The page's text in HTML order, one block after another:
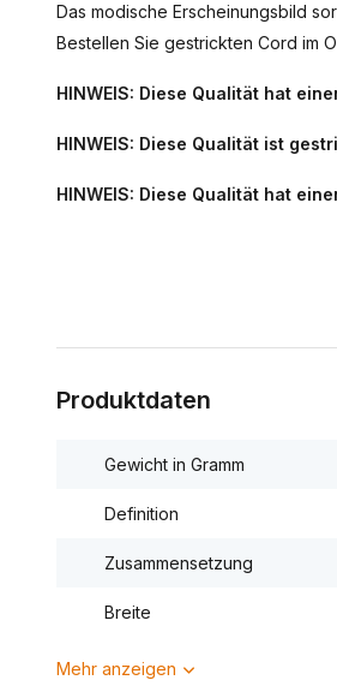
Das modische Erscheinungsbild
Bestellen Sie gestrickten Cord im
HINWEIS: Diese Qualität hat
HINWEIS: Diese Qualität ist
HINWEIS: Diese Qualität hat
Produktdaten
Gewicht in Gramm
Definition
Zusammensetzung
Breite
Mehr anzeigen